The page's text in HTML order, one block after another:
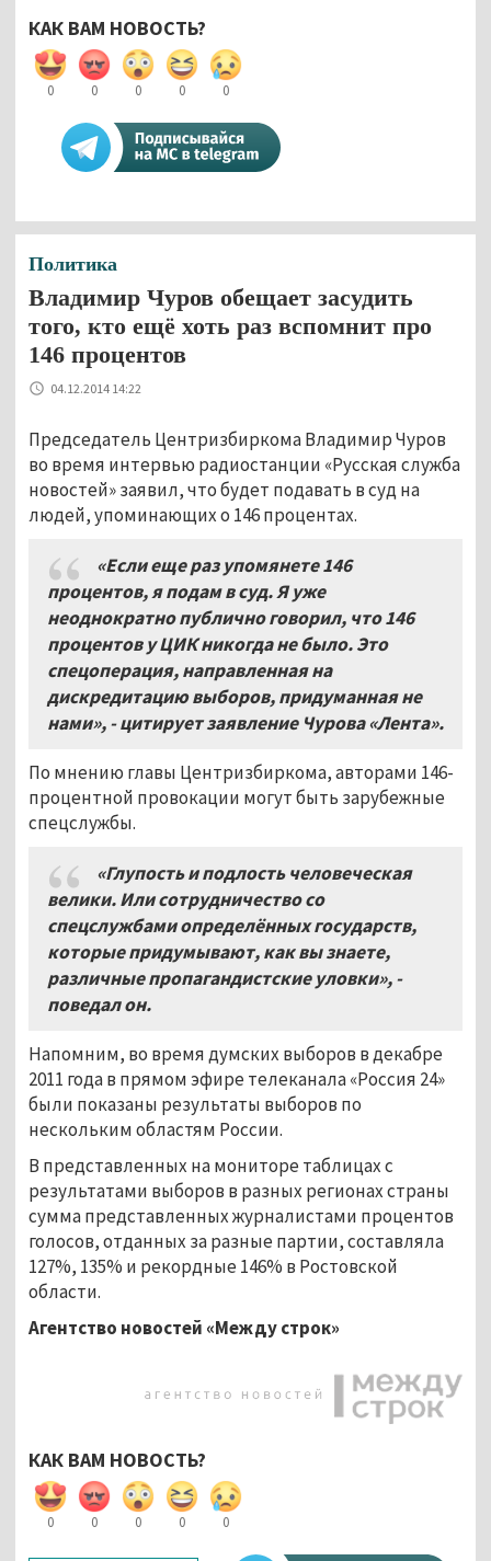
КАК ВАМ НОВОСТЬ?
0 0 0 0 0
Политика
Владимир Чуров обещает засудить
того, кто ещё хоть раз вспомнит про
146 процентов
04.12.2014 14:22
Председатель Центризбиркома Владимир Чуров
во время интервью радиостанции «Русская служба
новостей» заявил, что будет подавать в суд на
людей, упоминающих о 146 процентах.
«Если еще раз упомянете 146
процентов, я подам в суд. Я уже
неоднократно публично говорил, что 146
процентов у ЦИК никогда не было. Это
спецоперация, направленная на
дискредитацию выборов, придуманная не
нами», - цитирует заявление Чурова «Лента».
По мнению главы Центризбиркома, авторами 146-
процентной провокации могут быть зарубежные
спецслужбы.
«Глупость и подлость человеческая
велики. Или сотрудничество со
спецслужбами определённых государств,
которые придумывают, как вы знаете,
различные пропагандистские уловки», -
поведал он.
Напомним, во время думских выборов в декабре
2011 года в прямом эфире телеканала «Россия 24»
были показаны результаты выборов по
нескольким областям России.
В представленных на мониторе таблицах с
результатами выборов в разных регионах страны
сумма представленных журналистами процентов
голосов, отданных за разные партии, составляла
127%, 135% и рекордные 146% в Ростовской
области.
Агентство новостей «Между строк»
КАК ВАМ НОВОСТЬ?
0 0 0 0 0